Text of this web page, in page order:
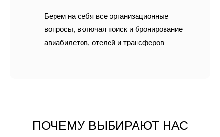
Берем на себя все организационные
вопросы, включая поиск и бронирование
авиабилетов, отелей и трансферов.
ПОЧЕМУ ВЫБИРАЮТ НАС